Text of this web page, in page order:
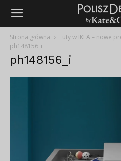
Strona główna
Luty w IKEA – nowe
ph148156_i
ph148156_i